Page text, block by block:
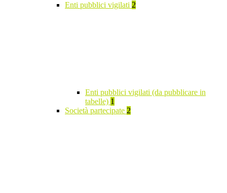
Enti pubblici vigilati 2
Enti pubblici vigilati (da pubblicare in
tabelle) 1
Società partecipate 2